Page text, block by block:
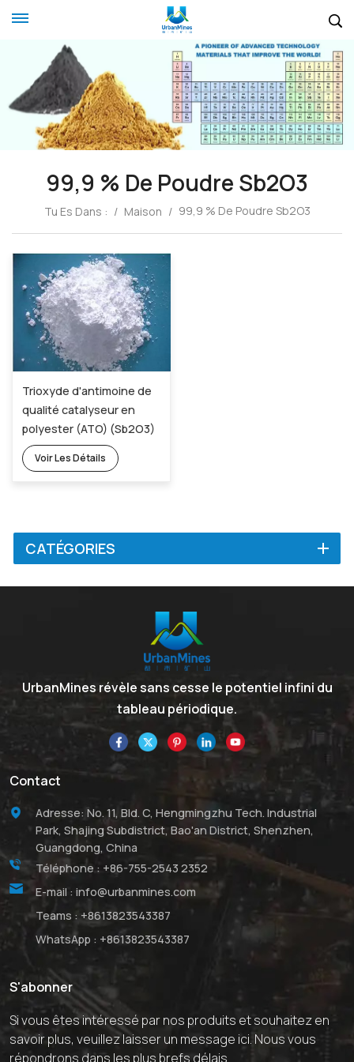
99,9 % De Poudre Sb2O3
Tu Es Dans : / Maison / 99,9 % De Poudre Sb2O3
Trioxyde d'antimoine de
qualité catalyseur en
polyester (ATO) (Sb2O3)
1309-64-4
Voir Les Détails
CATÉGORIES
UrbanMines révèle sans cesse le potentiel infini du
tableau périodique.
Contact
Adresse: No. 11, Bld. C, Hengmingzhu Tech. Industrial
Park, Shajing Subdistrict, Bao'an District, Shenzhen,
Guangdong, China
Téléphone : +86-755-2543 2352
E-mail : info@urbanmines.com
Teams : +8613823543387
WhatsApp : +8613823543387
S'abonner
Si vous êtes intéressé par nos produits et souhaitez en
savoir plus, veuillez laisser un message ici. Nous vous
répondrons dans les plus brefs délais.